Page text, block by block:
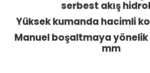
serbest akış
Yüksek kumanda hacimli
Manuel boşaltmaya yönelik
mm